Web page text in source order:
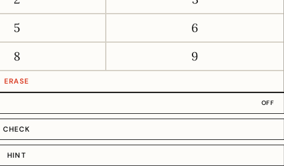
5
6
8 9
ERASE
OFF
CHECK
HINT